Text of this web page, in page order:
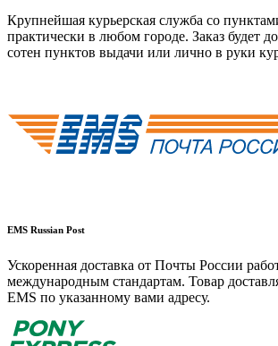
Крупнейшая курьерская служба со
практически в любом городе. Заказ будет
сотен пунктов выдачи или лично в руки
EMS Russian Post
Ускоренная доставка от Почты России
международным стандартам. Товар
EMS по указанному вами адресу.